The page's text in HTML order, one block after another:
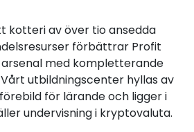
kotteri av över tio ansedda
förbättrar Profit
med kompletterande
utbildningscenter hyllas av
för lärande och ligger i
undervisning i kryptovaluta.